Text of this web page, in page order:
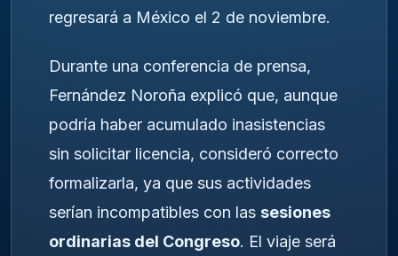
regresará a México el 2 de noviembre.
Durante una conferencia de prensa,
Fernández Noroña explicó que, aunque
podría haber acumulado inasistencias
sin solicitar licencia, consideró correcto
formalizarla, ya que sus actividades
serían incompatibles con las sesiones
ordinarias del Congreso. El viaje será